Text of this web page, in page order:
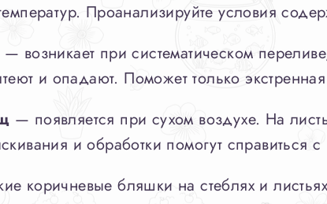
Проанализируйте условия
— возникает при систематическом
и опадают. Поможет только
— появляется при сухом воздухе. На
и обработки помогут справиться с
коричневые бляшки на стеблях и